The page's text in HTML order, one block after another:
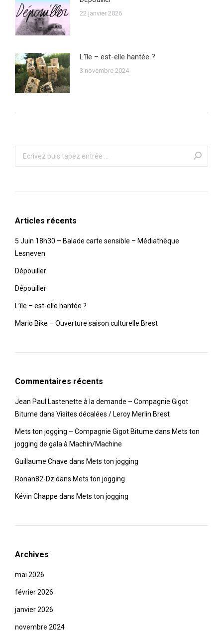
22 janvier 2026
L’île – est-elle hantée ?
3 novembre 2024
Articles récents
5 Juin 18h30 – Balade carte sensible – Médiathèque
Lesneven
Dépouiller
Dépouiller
L’île – est-elle hantée ?
Mario Bike – Ouverture saison culturelle Brest
Commentaires récents
Jean Paul Lastenette à la demande – Compagnie Gigot
Bitume dans Visites décalées / Leroy Merlin Brest
Mets ton jogging – Compagnie Gigot Bitume dans Mets ton
jogging de gala à Machin/Machine
Guillaume Chave dans Mets ton jogging
Ronan82-Dz dans Mets ton jogging
Kévin Chappe dans Mets ton jogging
Archives
mai 2026
février 2026
janvier 2026
novembre 2024